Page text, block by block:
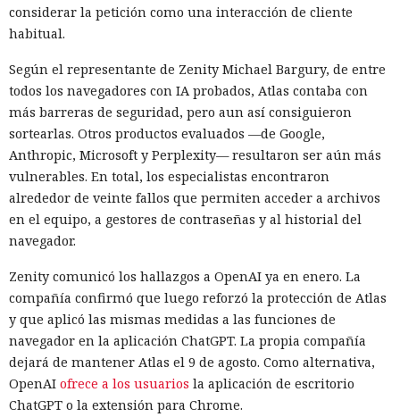
considerar la petición como una interacción de cliente
habitual.
Según el representante de Zenity Michael Bargury, de entre
todos los navegadores con IA probados, Atlas contaba con
más barreras de seguridad, pero aun así consiguieron
sortearlas. Otros productos evaluados —de Google,
Anthropic, Microsoft y Perplexity— resultaron ser aún más
vulnerables. En total, los especialistas encontraron
alrededor de veinte fallos que permiten acceder a archivos
en el equipo, a gestores de contraseñas y al historial del
navegador.
Zenity comunicó los hallazgos a OpenAI ya en enero. La
compañía confirmó que luego reforzó la protección de Atlas
y que aplicó las mismas medidas a las funciones de
navegador en la aplicación ChatGPT. La propia compañía
dejará de mantener Atlas el 9 de agosto. Como alternativa,
OpenAI ofrece a los usuarios la aplicación de escritorio
ChatGPT o la extensión para Chrome.